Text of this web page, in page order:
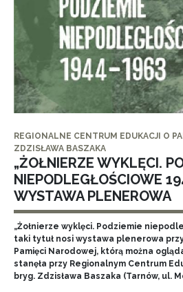
REGIONALNE CENTRUM EDUKACJI O
ZDZISŁAWA BASZAKA
„ŻOŁNIERZE WYKLĘCI.
NIEPODLEGŁOŚCIOWE
WYSTAWA PLENEROWA
„Żołnierze wyklęci. Podziemie
taki tytuł nosi wystawa plenerowa
Pamięci Narodowej, którą można
stanęła przy Regionalnym Centrum
bryg. Zdzisława Baszaka (Tarnów, ul.